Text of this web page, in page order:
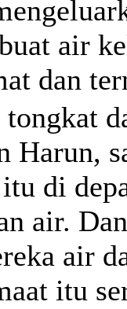
air
dan
Harun,
di
air.
air
itu